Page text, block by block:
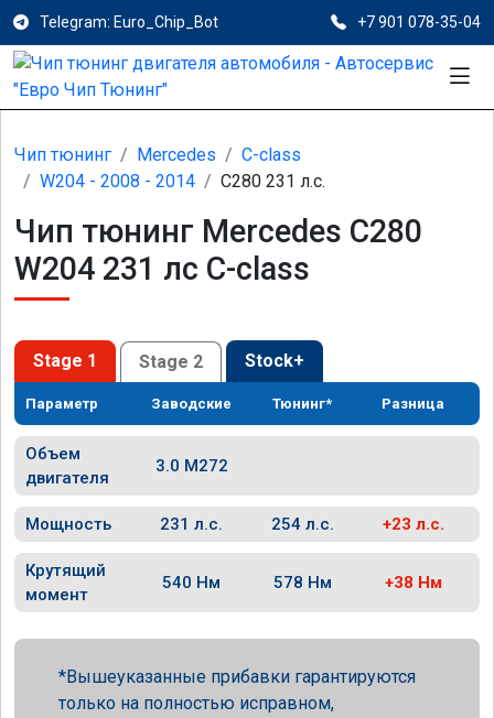
Telegram: Euro_Chip_Bot +7 901 078-35-04
Чип тюнинг Mercedes
C-class
W204 - 2008 - 2014
C280 231 л.с.
Чип тюнинг Mercedes C280
W204 231 лс C-class
Stage 1 Stage 2 Stock+
Параметр Заводские Тюнинг* Разница
Объем
двигателя
3.0 M272
Мощность 231 л.с. 254 л.с. +23 л.с.
Крутящий
момент
540 Нм 578 Нм +38 Нм
Вышеуказанные прибавки гарантируются
только на полностью исправном,